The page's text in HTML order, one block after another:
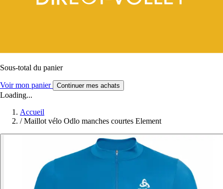
Sous-total du panier
Voir mon panier Continuer mes achats
Loading...
Accueil
/ Maillot vélo Odlo manches courtes Element